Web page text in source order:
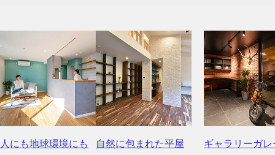
人にも地球環境にも
自然に包まれた平屋
ギャラリーガレ